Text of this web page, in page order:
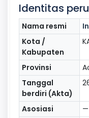
Identitas
Nama resmi
Kota /
Kabupaten
Provinsi
Tanggal
berdiri (Akta)
Asosiasi
—